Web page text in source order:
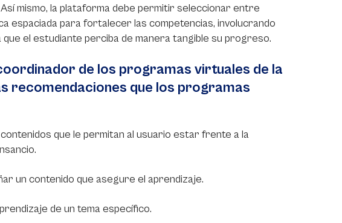
mismo, la plataforma debe permitir seleccionar entre
espaciada para fortalecer las competencias, involucrando
el estudiante perciba de manera tangible su progreso.
de los programas virtuales de la
recomendaciones que los programas
que le permitan al usuario estar frente a la
un contenido que asegure el aprendizaje.
de un tema específico.